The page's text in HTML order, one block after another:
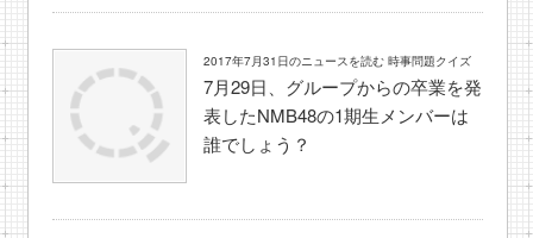
2017年7月31日のニュースを読む 時事問題クイズ
7月29日、グループからの卒業を発
表したNMB48の1期生メンバーは
誰でしょう？